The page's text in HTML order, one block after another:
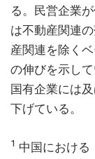
る。民営企業
は不動産関連
産関連を除く
の伸びを示し
国有企業には
下げている。
1 中国における